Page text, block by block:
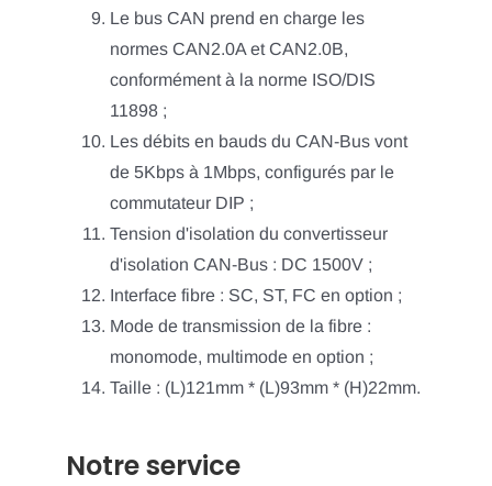
Le bus CAN prend en charge les
normes CAN2.0A et CAN2.0B,
conformément à la norme ISO/DIS
11898 ;
Les débits en bauds du CAN-Bus vont
de 5Kbps à 1Mbps, configurés par le
commutateur DIP ;
Tension d'isolation du convertisseur
d'isolation CAN-Bus : DC 1500V ;
Interface fibre : SC, ST, FC en option ;
Mode de transmission de la fibre :
monomode, multimode en option ;
Taille : (L)121mm * (L)93mm * (H)22mm.
Notre service